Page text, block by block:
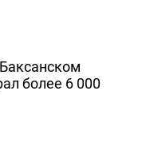
более 6 000